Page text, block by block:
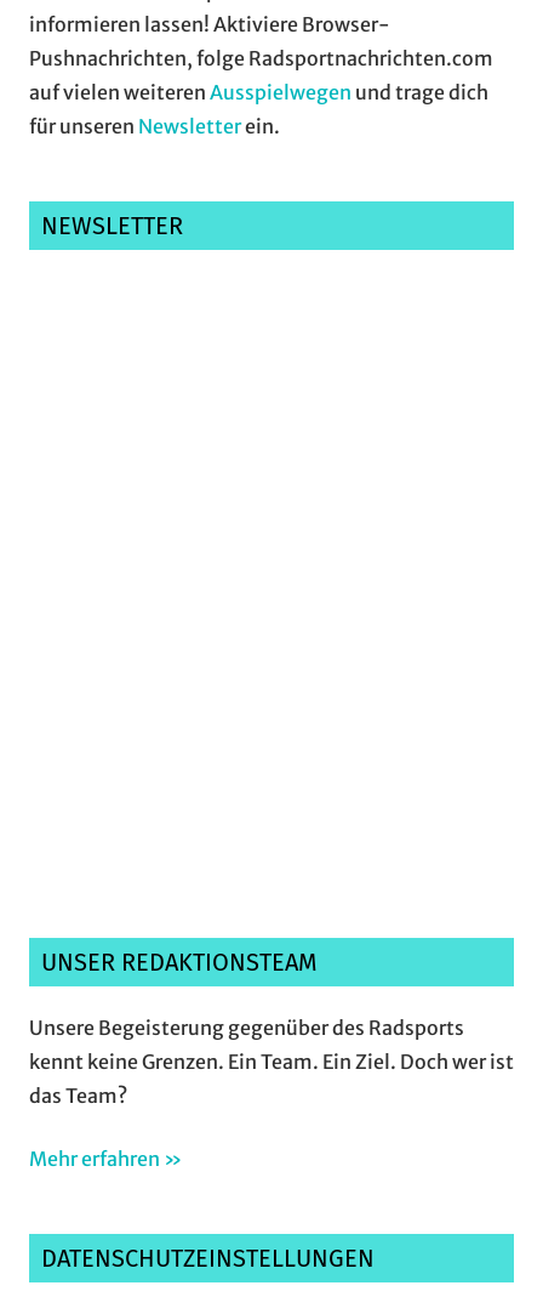
informieren lassen! Aktiviere Browser-
Pushnachrichten, folge Radsportnachrichten.com
auf vielen weiteren Ausspielwegen und trage dich
für unseren Newsletterein.
NEWSLETTER
UNSER REDAKTIONSTEAM
Unsere Begeisterung gegenüber des Radsports
kennt keine Grenzen. Ein Team. Ein Ziel. Doch wer ist
das Team?
Mehr erfahren »
DATENSCHUTZEINSTELLUNGEN